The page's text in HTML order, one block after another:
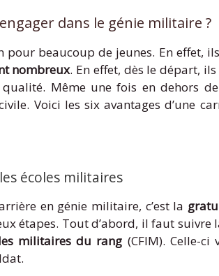
dans le génie militaire ?
pour beaucoup de jeunes. En effet,
nombreux. En effet, dès le départ,
Même une fois en dehors
Voici les six avantages d’une
écoles militaires
en génie militaire, c’est la
étapes. Tout d’abord, il faut
militaires du rang (CFIM). Celle-